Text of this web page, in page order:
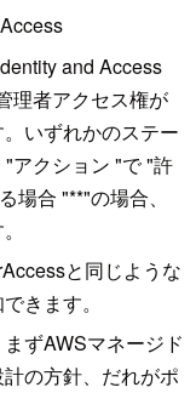
and Access
理者アクセス権が
いずれかのステー
アクション "で "許
場合 "**"の場合、
と同じような
きます。
ずAWSマネージド
の方針、だれがポ